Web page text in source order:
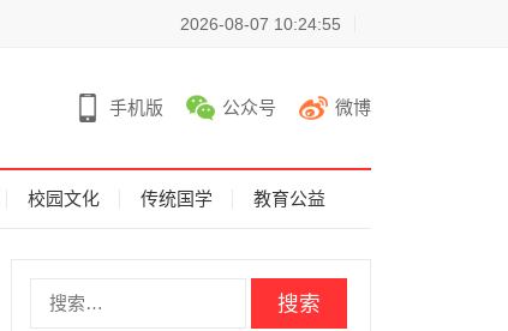
2026-08-07 10:24:55
手机版 公众号 微博
校园文化 传统国学 教育公益